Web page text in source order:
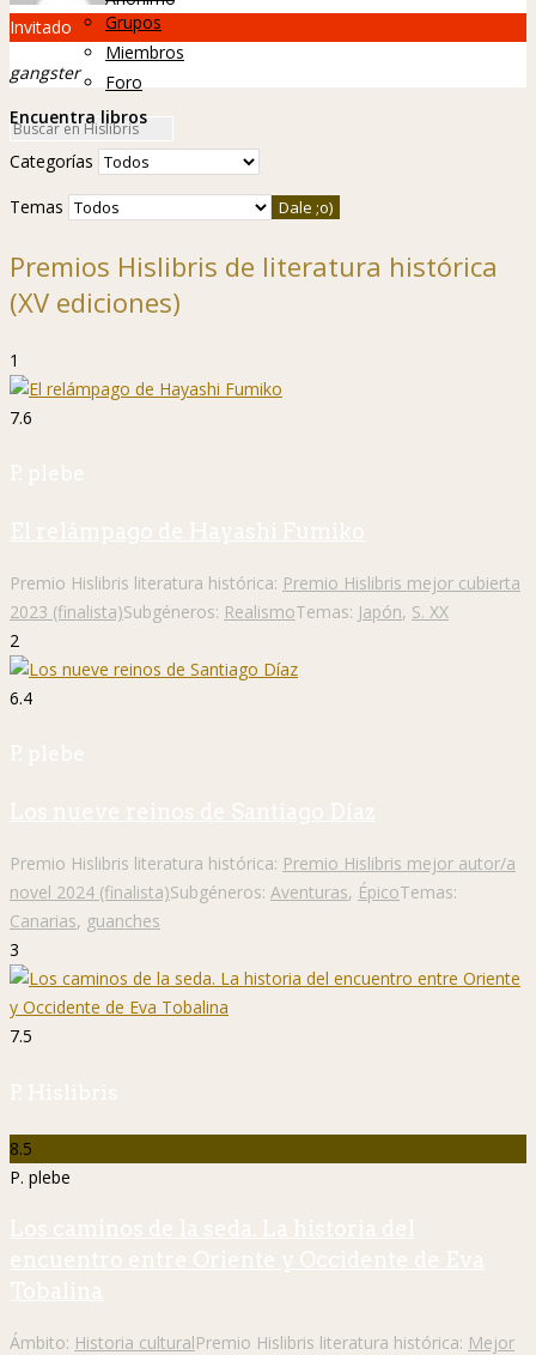
Grupos
Miembros
Foro
Invitado
gangster
Encuentra libros
Categorías
Temas
Premios Hislibris de literatura histórica
(XV ediciones)
1
7.6
P. plebe
El relámpago de Hayashi Fumiko
Premio Hislibris literatura histórica: Premio Hislibris mejor cubierta
2023 (finalista)Subgéneros: RealismoTemas: Japón, S. XX
2
6.4
P. plebe
Los nueve reinos de Santiago Díaz
Premio Hislibris literatura histórica: Premio Hislibris mejor autor/a
novel 2024 (finalista)Subgéneros: Aventuras, ÉpicoTemas:
Canarias, guanches
3
7.5
P. Hislibris
8.5
P. plebe
Los caminos de la seda. La historia del
encuentro entre Oriente y Occidente de Eva
Tobalina
Ámbito: Historia culturalPremio Hislibris literatura histórica: Mejor